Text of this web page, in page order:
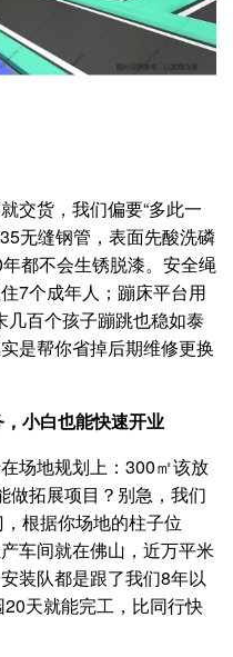
交货，我们偏要“多此一
无缝钢管，表面先酸洗磷
都不会生锈脱漆。安全绳
7个成年人；蹦床平台用
几百个孩子蹦跳也稳如泰
是帮你省掉后期维修更换
小白也能快速开业
场地规划上：300㎡该放
做拓展项目？别急，我们
根据你场地的柱子位
车间就在佛山，近万平米
装队都是跟了我们8年以
天就能完工，比同行快